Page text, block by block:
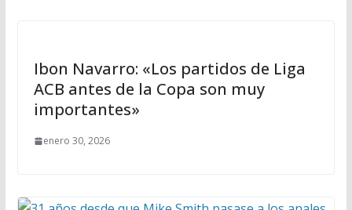
Ibon Navarro: «Los partidos de Liga
ACB antes de la Copa son muy
importantes»
enero 30, 2026